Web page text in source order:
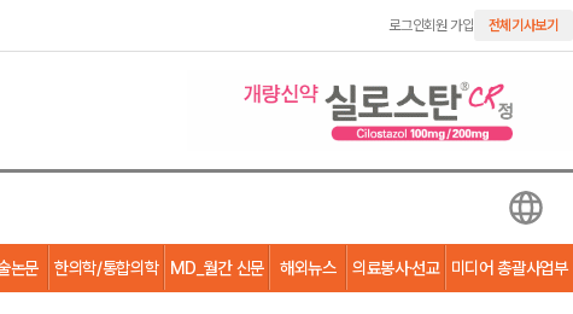
로그인회원 가입 전체기사보기
논문 한의학/통합의학 MD_월간 신문 해외뉴스 의료봉사·선교 미디어 총괄사업부